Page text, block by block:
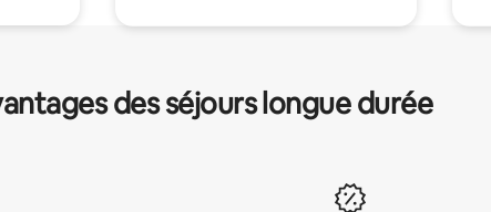
des séjours longue durée